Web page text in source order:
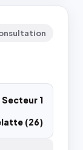
Secteur 1
(26)